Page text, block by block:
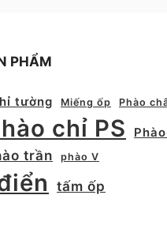
PHẨM
tường Miếng ốp Phào
chỉ PS
trần phào V
tấm ốp